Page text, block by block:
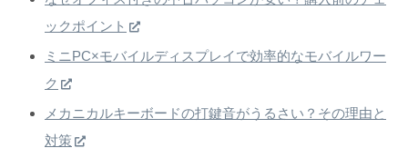
ックポイント
ミニPC×モバイルディスプレイで効率的なモバイルワー
ク
メカニカルキーボードの打鍵音がうるさい？その理由と
対策